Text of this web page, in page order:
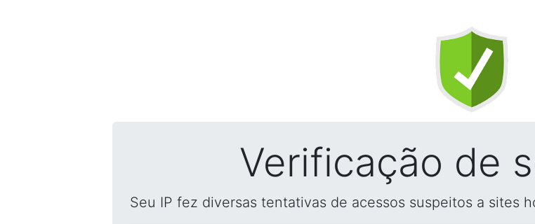
Verificação de
Seu IP fez diversas tentativas de acessos suspeitos a sites